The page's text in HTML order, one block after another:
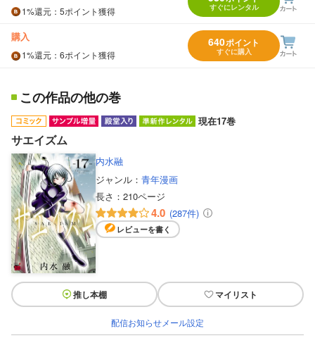
1%還元 ：5ポイント獲得 すぐにレンタル
購入
1%還元 ：6ポイント獲得
640ポイント
すぐに購入
この作品の他の巻
現在17巻
サエイズム
内水融
ジャンル： 青年漫画
長さ： 210ページ
4.0 (287件)
レビューを書く
推し本棚 マイリスト
配信お知らせメール設定